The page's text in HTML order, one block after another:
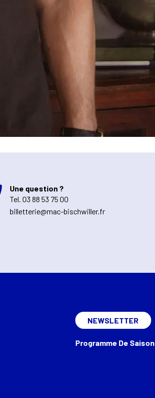
Une question ?
Tel. 03 88 53 75 00
billetterie@mac-bischwiller.fr
NEWSLETTER
Programme De Saison